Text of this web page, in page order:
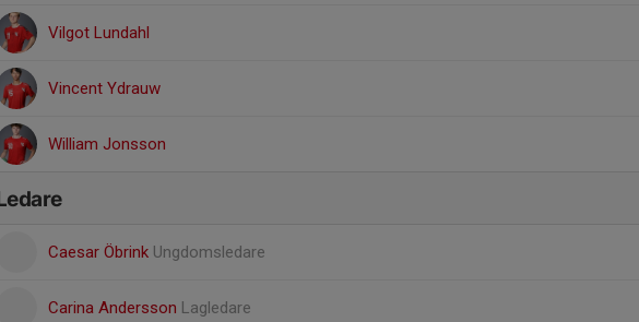
Vilgot Lundahl
Vincent Ydrauw
William Jonsson
Caesar Öbrink Ungdomsledare
Carina Andersson Lagledare